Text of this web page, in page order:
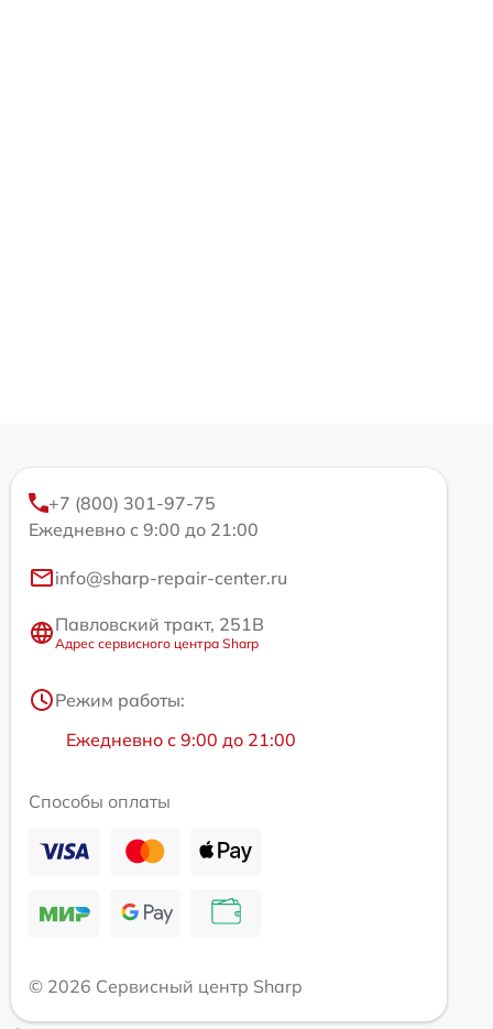
+7 (800) 301-97-75
Ежедневно с 9:00 до 21:00
info@sharp-repair-center.ru
Павловский тракт, 251В
Адрес сервисного центра Sharp
Режим работы:
Ежедневно с 9:00 до 21:00
Способы оплаты
© 2026 Сервисный центр Sharp